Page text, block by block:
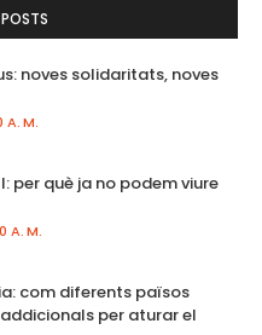
noves solidaritats, noves
M.
per què ja no podem viure
A. M.
com diferents països
per aturar el